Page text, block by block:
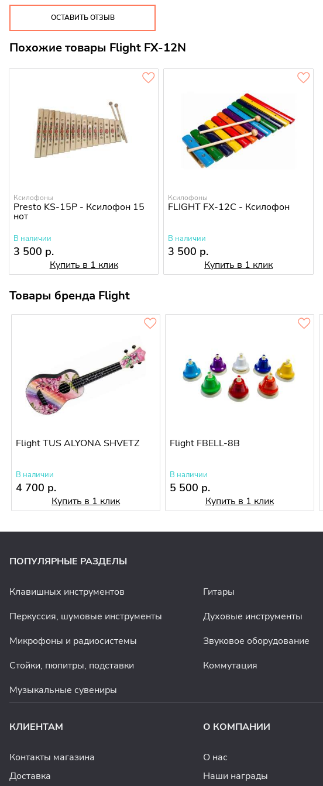
ОСТАВИТЬ ОТЗЫВ
Похожие товары Flight FX-12N
Ксилофоны
Presto KS-15P - Ксилофон 15
нот
В наличии
3 500 р.
Купить в 1 клик
Ксилофоны
FLIGHT FX-12C - Ксилофон
В наличии
3 500 р.
Купить в 1 клик
Товары бренда Flight
Flight TUS ALYONA SHVETZ
В наличии
4 700 р.
Купить в 1 клик
Flight FBELL-8B
В наличии
5 500 р.
Купить в 1 клик
ПОПУЛЯРНЫЕ РАЗДЕЛЫ
Клавишных инструментов Гитары
Перкуссия, шумовые инструменты
Духовые инструменты
Микрофоны и радиосистемы
Звуковое оборудование
Стойки, пюпитры, подставки
Коммутация
Музыкальные сувениры
КЛИЕНТАМ
Контакты магазина
Доставка
О КОМПАНИИ
О нас
Наши награды